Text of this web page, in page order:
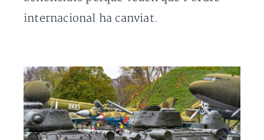
internacional ha canviat.